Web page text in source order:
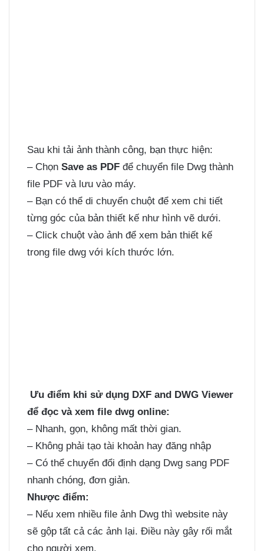
Sau khi tải ảnh thành công, bạn thực hiện:
– Chọn Save as PDF để chuyển file Dwg thành
file PDF và lưu vào máy.
– Bạn có thể di chuyển chuột để xem chi tiết
từng góc của bản thiết kế như hình vẽ dưới.
– Click chuột vào ảnh để xem bản thiết kế
trong file dwg với kích thước lớn.
Ưu điểm khi sử dụng DXF and DWG Viewer
để đọc và xem file dwg online:
– Nhanh, gọn, không mất thời gian.
– Không phải tạo tài khoản hay đăng nhập
– Có thể chuyển đổi định dạng Dwg sang PDF
nhanh chóng, đơn giản.
Nhược điểm:
– Nếu xem nhiều file ảnh Dwg thì website này
sẽ gộp tất cả các ảnh lại. Điều này gây rối mắt
cho người xem.